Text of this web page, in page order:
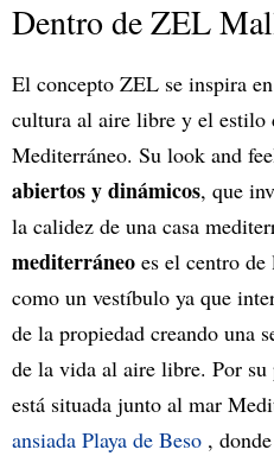
Dentro de ZEL
El concepto ZEL se inspira
cultura al aire libre y el estilo
Mediterráneo. Su look and
abiertos y dinámicos, que
la calidez de una casa
mediterráneo es el centro
como un vestíbulo ya que
de la propiedad creando una
de la vida al aire libre. Por su
está situada junto al mar
ansiada Playa de Beso ,